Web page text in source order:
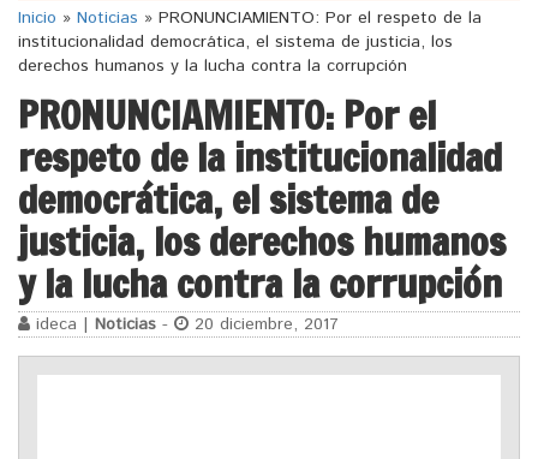
Inicio » Noticias » PRONUNCIAMIENTO: Por el respeto de la
institucionalidad democrática, el sistema de justicia, los
derechos humanos y la lucha contra la corrupción
PRONUNCIAMIENTO: Por el
respeto de la institucionalidad
democrática, el sistema de
justicia, los derechos humanos
y la lucha contra la corrupción
ideca | Noticias - 20 diciembre, 2017